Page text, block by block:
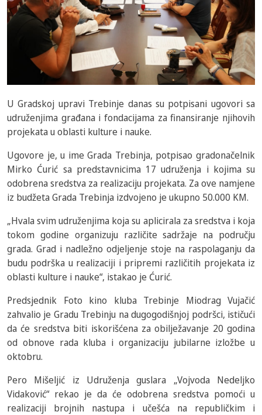
U Gradskoj upravi Trebinje danas su potpisani ugovori sa
udruženjima građana i fondacijama za finansiranje njihovih
projekata u oblasti kulture i nauke.
Ugovore je, u ime Grada Trebinja, potpisao gradonačelnik
Mirko Ćurić sa predstavnicima 17 udruženja i kojima su
odobrena sredstva za realizaciju projekata. Za ove namjene
iz budžeta Grada Trebinja izdvojeno je ukupno 50.000 KM.
„Hvala svim udruženjima koja su aplicirala za sredstva i koja
tokom godine organizuju različite sadržaje na području
grada. Grad i nadležno odjeljenje stoje na raspolaganju da
budu podrška u realizaciji i pripremi različitih projekata iz
oblasti kulture i nauke“, istakao je Ćurić.
Predsjednik Foto kino kluba Trebinje Miodrag Vujačić
zahvalio je Gradu Trebinju na dugogodišnjoj podršci, ističući
da će sredstva biti iskorišćena za obilježavanje 20 godina
od obnove rada kluba i organizaciju jubilarne izložbe u
oktobru.
Pero Mišeljić iz Udruženja guslara „Vojvoda Nedeljko
Vidaković“ rekao je da će odobrena sredstva pomoći u
realizaciji brojnih nastupa i učešća na republičkim i